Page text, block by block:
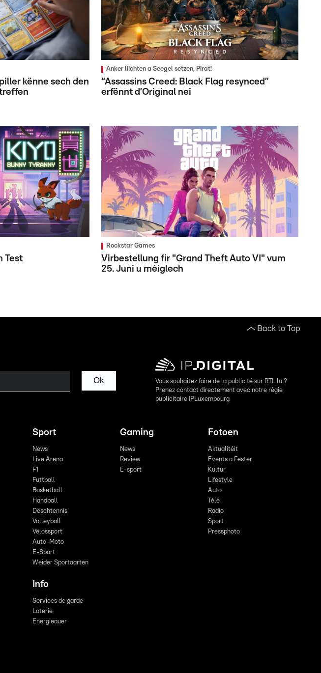
kënne sech den
Anker liichten a Seegel setzen, Pirat!
“Assassins Creed: Black Flag resynced”
erfënnt d’Original nei
Test
Rockstar Games
Virbestellung fir "Grand Theft Auto VI" vum
25. Juni u méiglech
Back to Top
Ok
Vous souhaitez faire de la publicité sur RTL.lu ?
Prenez contact directement avec notre régie
publicitaire IPLuxembourg
Sport
News
Live Arena
F1
Futtball
Basketball
Handball
Dëschtennis
Volleyball
Vëlossport
Auto-Moto
E-Sport
Weider Sportaarten
Gaming
News
Review
E-sport
Fotoen
Aktualitéit
Events a Fester
Kultur
Lifestyle
Auto
Télé
Radio
Sport
Pressphoto
Info
Services de garde
Loterie
Energieauer